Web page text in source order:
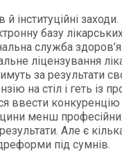
інституційні
базу
служба
ліцензування
за результати
на стіл і геть із
ввести конкуренцію
менш професійних
Але є
під сумнів.